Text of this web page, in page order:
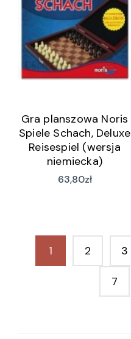
Gra planszowa Noris
Spiele Schach, Deluxe
Reisespiel (wersja
niemiecka)
63,80zł
1 2 3
7